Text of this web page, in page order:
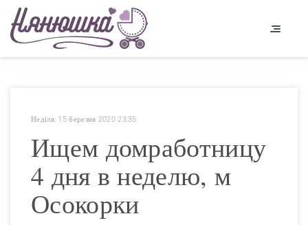
Неділя, 15 березня 2020 23:35
Ищем домработницу
4 дня в неделю, м
Осокорки